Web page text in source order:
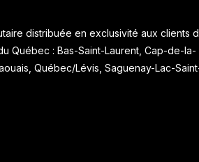
distribuée en exclusivité aux clients
Québec : Bas-Saint-Laurent, Cap-de-la-
Québec/Lévis, Saguenay-Lac-